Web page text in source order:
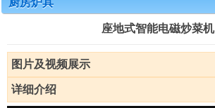
厨房炉具
座地式智能电磁炒菜机
图片及视频展示
详细介绍